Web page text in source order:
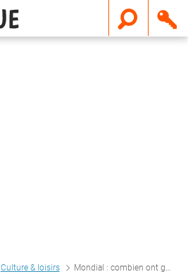
Culture & loisirs Mondial : combien ont gagné les bleus, grâce à leur qualification en quart ?